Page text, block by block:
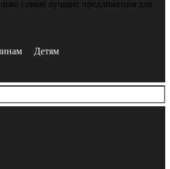
самые лучшие предложения для
Детям